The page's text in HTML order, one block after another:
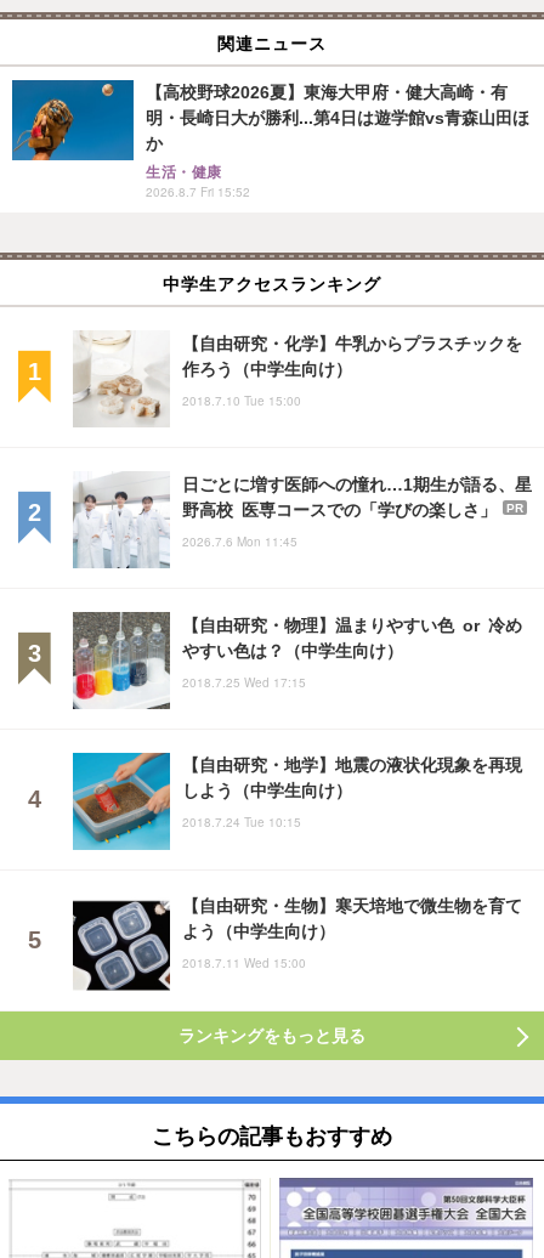
関連ニュース
【高校野球2026夏】東海大甲府・健大高崎・有
明・長崎日大が勝利...第4日は遊学館vs青森山田ほ
か
生活・健康
2026.8.7 Fri 15:52
中学生アクセスランキング
【自由研究・化学】牛乳からプラスチックを
作ろう（中学生向け）
2018.7.10 Tue 15:00
日ごとに増す医師への憧れ…1期生が語る、星
野高校 医専コースでの「学びの楽しさ」
PR
2026.7.6 Mon 11:45
【自由研究・物理】温まりやすい色 or 冷め
やすい色は？（中学生向け）
2018.7.25 Wed 17:15
【自由研究・地学】地震の液状化現象を再現
しよう（中学生向け）
2018.7.24 Tue 10:15
【自由研究・生物】寒天培地で微生物を育て
よう（中学生向け）
2018.7.11 Wed 15:00
ランキングをもっと見る
こちらの記事もおすすめ